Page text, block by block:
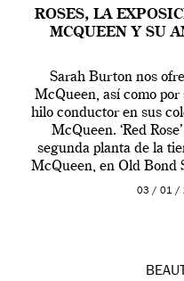
ROSES, LA
MCQUEEN Y SU
Sarah Burton nos
McQueen, así como por
hilo conductor en sus
McQueen. ‘Red
segunda planta de la
McQueen, en Old Bond
de 201903 / 01 /